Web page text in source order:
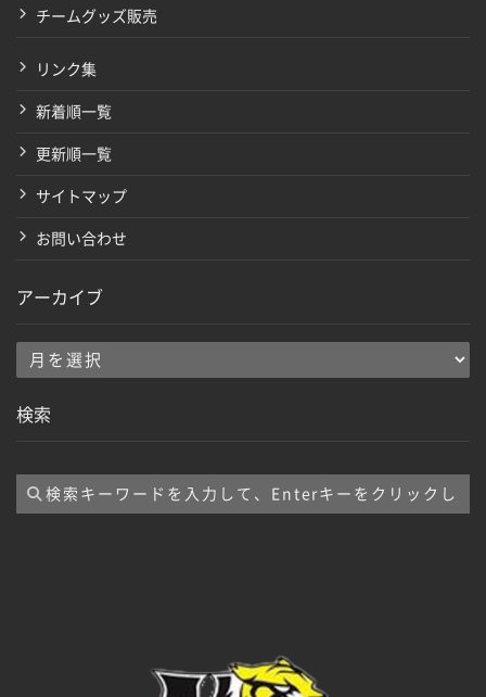
チームグッズ販売
リンク集
新着順一覧
更新順一覧
サイトマップ
お問い合わせ
アーカイブ
ア
カ
ブ
検索